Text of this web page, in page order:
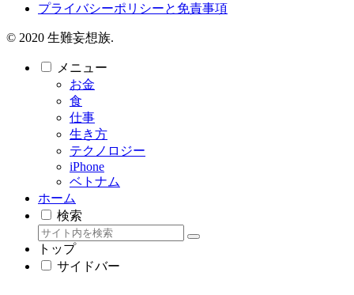
プライバシーポリシーと免責事項
© 2020 生難妄想族.
メニュー
お金
食
仕事
生き方
テクノロジー
iPhone
ベトナム
ホーム
検索
トップ
サイドバー